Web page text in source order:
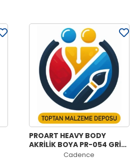
PROART HEAVY BODY
AKRİLİK BOYA PR-054 GRİ
MAVİ 120MLCadence